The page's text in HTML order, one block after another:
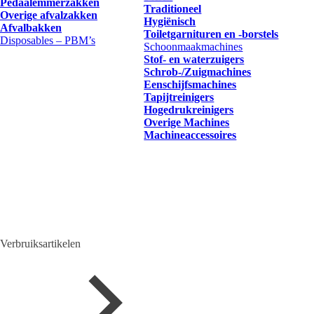
Pedaalemmerzakken
Overige afvalzakken
Afvalbakken
Disposables – PBM’s
Traditioneel
Hygiënisch
Toiletgarnituren en -borstels
Schoonmaakmachines
Stof- en waterzuigers
Schrob-/Zuigmachines
Eenschijfsmachines
Tapijtreinigers
Hogedrukreinigers
Overige Machines
Machineaccessoires
Verbruiksartikelen